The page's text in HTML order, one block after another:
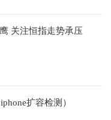
关注恒指走势承压
扩容检测）